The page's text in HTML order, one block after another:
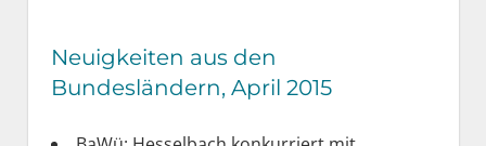
Neuigkeiten aus den
Bundesländern, April 2015